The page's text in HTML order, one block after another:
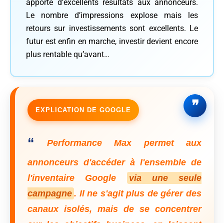
apporte d’excellents résultats aux annonceurs.
Le nombre d’impressions explose mais les
retours sur investissements sont excellents. Le
futur est enfin en marche, investir devient encore
plus rentable qu’avant…
EXPLICATION DE GOOGLE
“ Performance Max permet aux
annonceurs d'accéder à l'ensemble de
l'inventaire Google
via une seule
campagne . Il ne s'agit plus de gérer des
canaux isolés, mais de se concentrer